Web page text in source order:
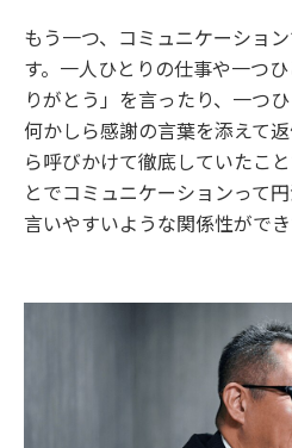
もう一つ、コミュニケーショ
す。一人ひとりの仕事や一つ
りがとう」を言ったり、一つ
何かしら感謝の言葉を添えて
ら呼びかけて徹底していたこ
とでコミュニケーションって
言いやすいような関係性ができ